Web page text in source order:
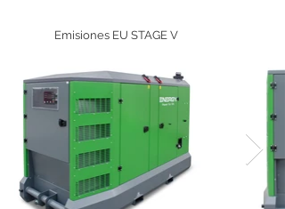
Emisiones EU STAGE V